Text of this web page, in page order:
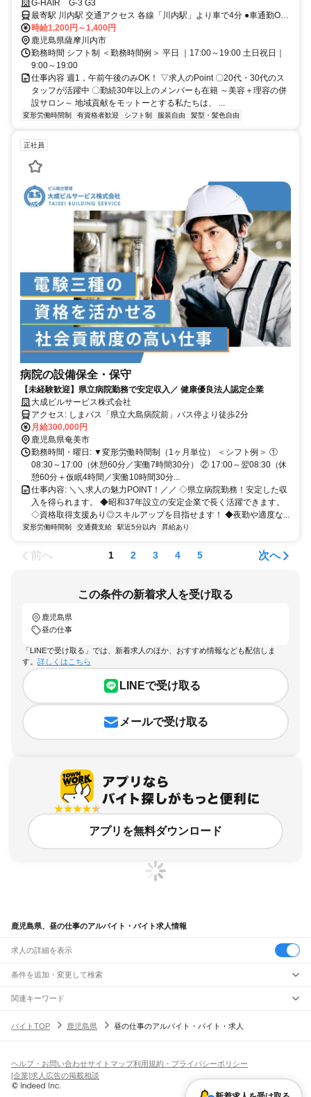
す。G-HAIR G-3 G3
最寄駅 川内駅 交通アクセス 各線「川内駅」より車で4分 ●車通勤OK
●バイク通勤OK ●駐車場あり
時給1,200円～1,400円
鹿児島県薩摩川内市
勤務時間 シフト制 ＜勤務時間例＞ 平日 ｜17:00～19:00 土日祝日｜
9:00～19:00
仕事内容 週1，午前午後のみOK！ ▽求人のPoint 〇20代・30代のス
タッフが活躍中 〇勤続30年以上のメンバーも在籍 ～美容＋理容の併
設サロン～ 地域貢献をモットーとする私たちは、 ...
変形労働時間制 有資格者歓迎 シフト制 服装自由 髪型・髪色自由
正社員
病院の設備保全・保守
【未経験歓迎】県立病院勤務で安定収入／ 健康優良法人認定企業
大成ビルサービス株式会社
アクセス: しまバス「県立大島病院前」バス停より徒歩2分
月給300,000円
鹿児島県奄美市
勤務時間・曜日: ▼変形労働時間制（1ヶ月単位） ＜シフト例＞ ①
08:30～17:00（休憩60分／実働7時間30分） ② 17:00～翌08:30（休
憩60分＋仮眠4時間／実働10時間30分...
仕事内容: ＼＼求人の魅力POINT！／／ ◇県立病院勤務！安定した収
入を得られます。 ◆昭和37年設立の安定企業で長く活躍できます。
◇資格取得支援あり◎スキルアップを目指せます！ ◆夜勤や適度な...
変形労働時間制 交通費支給 駅近5分以内 昇給あり
前へ 1 2 3 4 5 次へ
この条件の新着求人を受け取る
鹿児島県
昼の仕事
「LINEで受け取る」では、新着求人のほか、おすすめ情報なども配信しま
す。 詳しくはこちら
LINEで受け取る
メールで受け取る
アプリを無料ダウンロード
鹿児島県、昼の仕事のアルバイト・バイト求人情報
求人の詳細を表示
条件を追加・変更して検索
市区町村を追加・変更
鹿児島県
すべて
伊佐市姶良市鹿児島郡 薩摩郡出水郡姶良郡曽於郡肝属郡 熊毛郡
駅を追加・変更
川内駅 隈之城駅 木場茶屋駅 串木野駅神村学園前駅 市来駅 湯之元駅
伊集院駅薩摩松元駅上伊集院駅広木駅鹿児島中央駅鹿児島駅
JR日豊本線(佐伯～鹿児島中央)
飲食・フードサービス
飲食・フードサービス
ホールスタッフ
皿洗い・洗い場精肉・鮮魚加工
特徴を追加・変更
人気
関連キーワード
鹿児島県 お昼バイト鹿児島県 日働き
バイトTOP 鹿児島県 昼の仕事のアルバイト・バイト・求人
ヘルプ・お問い合わせサイトマップ利用規約・プライバシーポリシー
[企業]求人広告の掲載相談